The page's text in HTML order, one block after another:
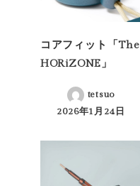
コアフィット「The
HORiZONE」
tetsuo
投稿日
2026年1月24日